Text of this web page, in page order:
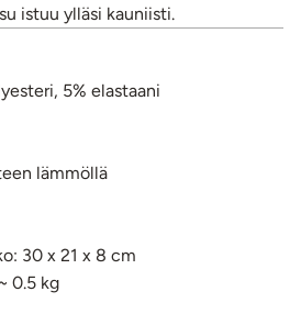
istuu ylläsi kauniisti.
5% elastaani
lämmöllä
30 x 21 x 8 cm
0.5 kg